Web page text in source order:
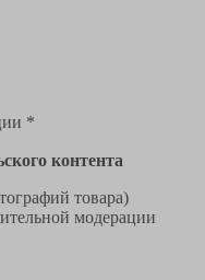
*
контента
товара)
модерации